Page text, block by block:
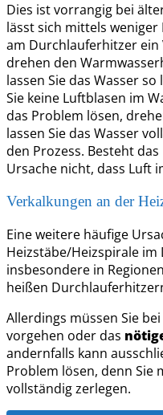
Dies ist vorrangig bei
lässt sich mittels
am Durchlauferhitzer ein
drehen den
lassen Sie das Wasser
Sie keine Luftblasen im
das Problem lösen,
lassen Sie das Wasser
den Prozess. Besteht
Ursache nicht, dass Luft
Verkalkungen an der
Eine weitere häufige
Heizstäbe/Heizspirale
insbesondere in
heißen
Allerdings müssen Sie
vorgehen oder das
andernfalls kann
Problem lösen, denn Sie
vollständig zerlegen.